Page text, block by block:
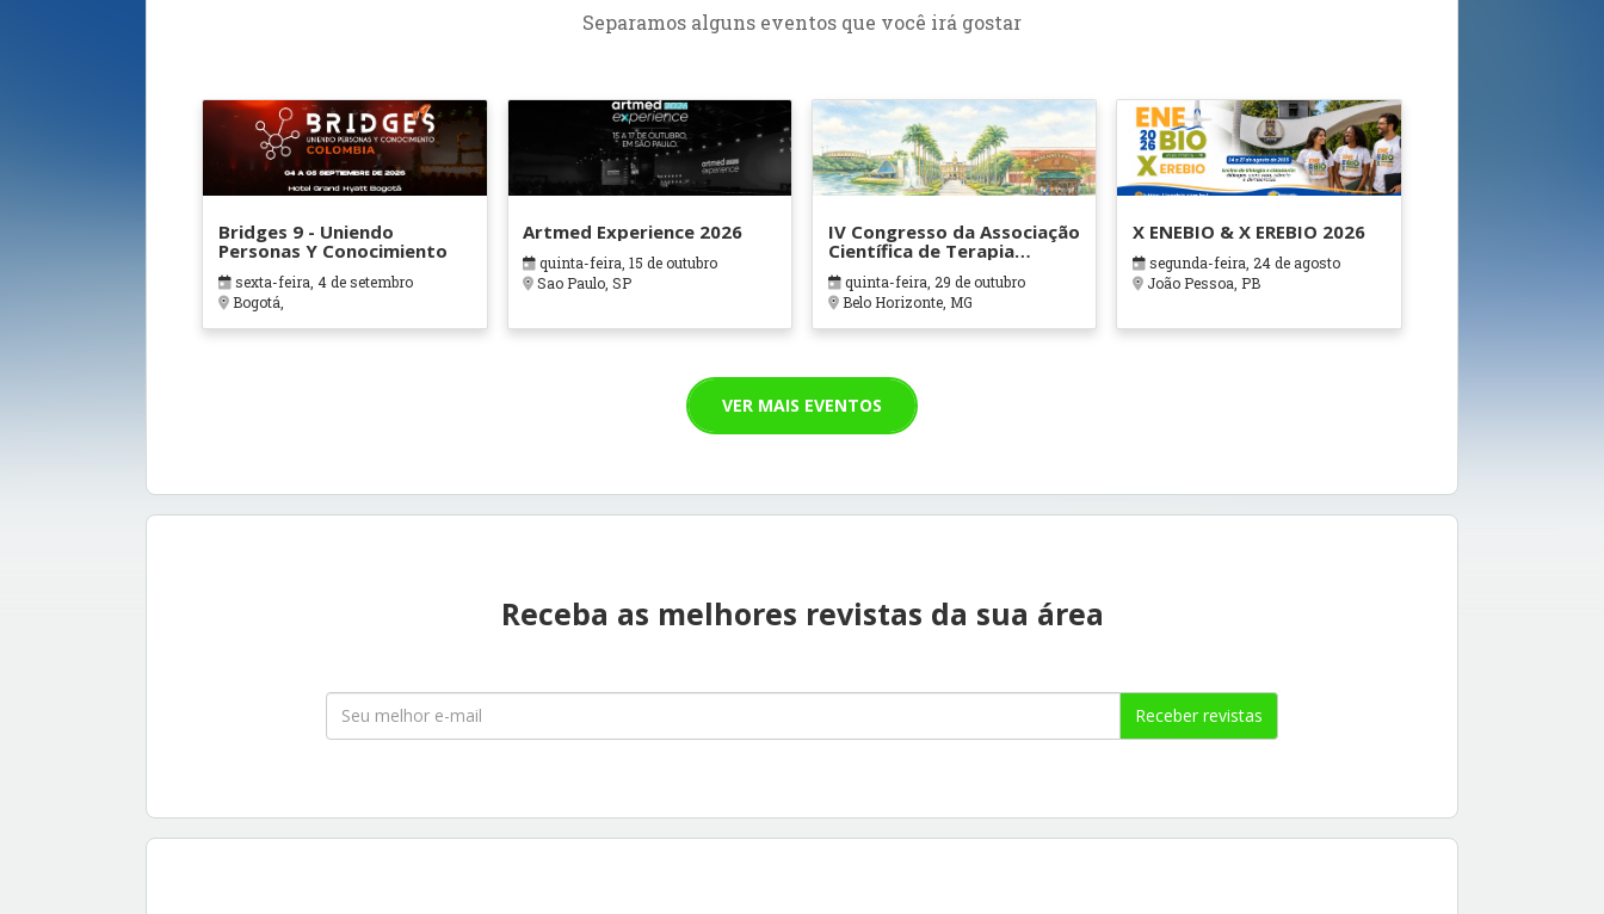
Separamos alguns eventos que você irá gostar
Bridges 9 - Uniendo
Personas Y Conocimiento
sexta-feira, 4 de setembro
Bogotá,
Artmed Experience 2026
quinta-feira, 15 de outubro
Sao Paulo, SP
IV Congresso da Associação
Científica de Terapia
Ocupacional em Contextos
Hospitalares e Cuidados
Paliativos - ATOHOSP
quinta-feira, 29 de outubro
Belo Horizonte, MG
X ENEBIO & X EREBIO 2026
segunda-feira, 24 de agosto
João Pessoa, PB
VER MAIS EVENTOS
Receba as melhores revistas da sua área
Receber revistas